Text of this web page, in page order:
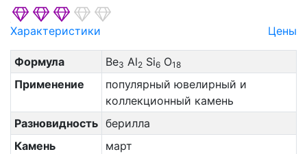
Характеристики Цены
Формула Be3 Al2Si6O18
Применение
популярный ювелирный и
коллекционный камень
Разновидность берилла
Камень
март